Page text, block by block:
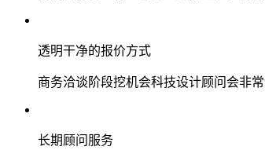
透明干净的报价方式
商务洽谈阶段挖机会科技设计顾问会非
长期顾问服务